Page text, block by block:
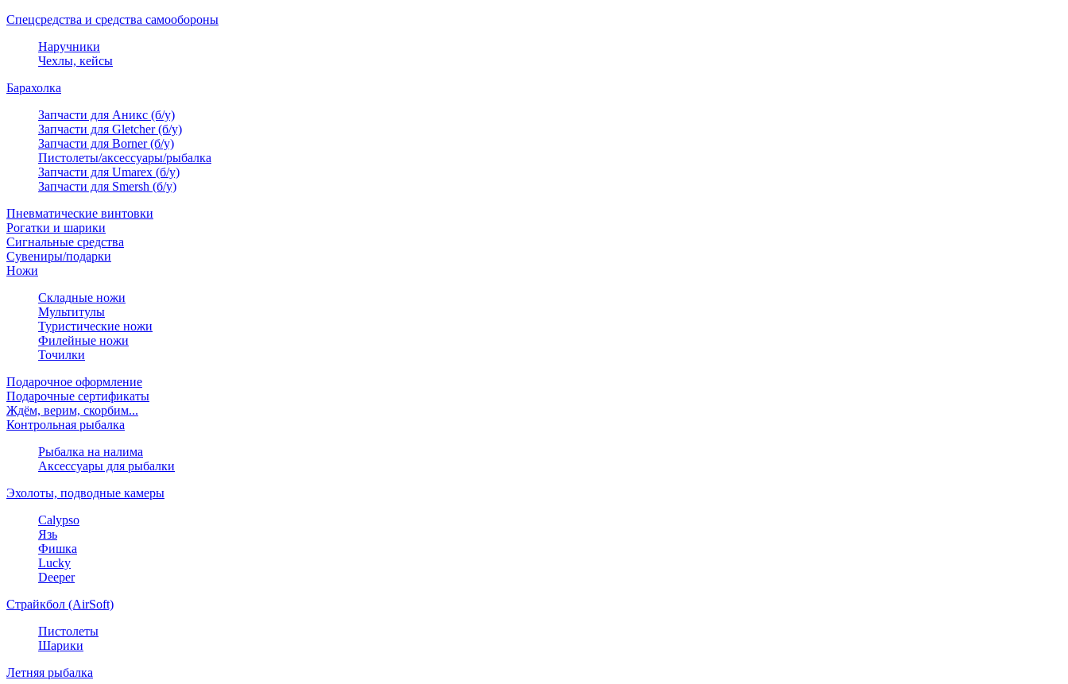
Спецсредства и средства самообороны
Наручники
Чехлы, кейсы
Барахолка
Запчасти для Аникс (б/у)
Запчасти для Gletcher (б/у)
Запчасти для Borner (б/у)
Пистолеты/аксессуары/рыбалка
Запчасти для Umarex (б/у)
Запчасти для Smersh (б/у)
Пневматические винтовки
Рогатки и шарики
Сигнальные средства
Сувениры/подарки
Ножи
Складные ножи
Мультитулы
Туристические ножи
Филейные ножи
Точилки
Подарочное оформление
Подарочные сертификаты
Ждём, верим, скорбим...
Контрольная рыбалка
Рыбалка на налима
Аксессуары для рыбалки
Эхолоты, подводные камеры
Calypso
Язь
Фишка
Lucky
Deeper
Страйкбол (AirSoft)
Пистолеты
Шарики
Летняя рыбалка